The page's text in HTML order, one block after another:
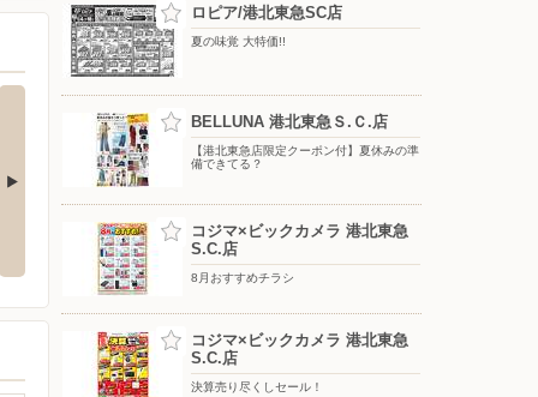
ル
ロピア/港北東急SC店
夏の味覚 大特価!!
BELLUNA 港北東急Ｓ.Ｃ.店
【港北東急店限定クーポン付】夏休みの準
備できてる？
コジマ×ビックカメラ 港北東急
S.C.店
8月おすすめチラシ
コジマ×ビックカメラ 港北東急
S.C.店
決算売り尽くしセール！